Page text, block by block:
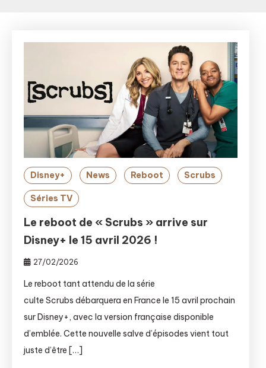
Disney+ News Reboot Scrubs
Séries TV
Le reboot de « Scrubs » arrive sur
Disney+ le 15 avril 2026 !
27/02/2026
Le reboot tant attendu de la série
culte Scrubs débarquera en France le 15 avril prochain
sur Disney+, avec la version française disponible
d’emblée. Cette nouvelle salve d’épisodes vient tout
juste d’être […]